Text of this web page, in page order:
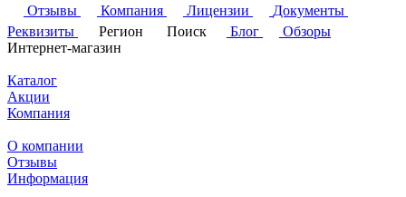
Отзывы
Компания Лицензии
Документы
Реквизиты
Регион Поиск Блог
Обзоры
Интернет-магазин
Каталог
Акции
Компания
О компании
Отзывы
Информация